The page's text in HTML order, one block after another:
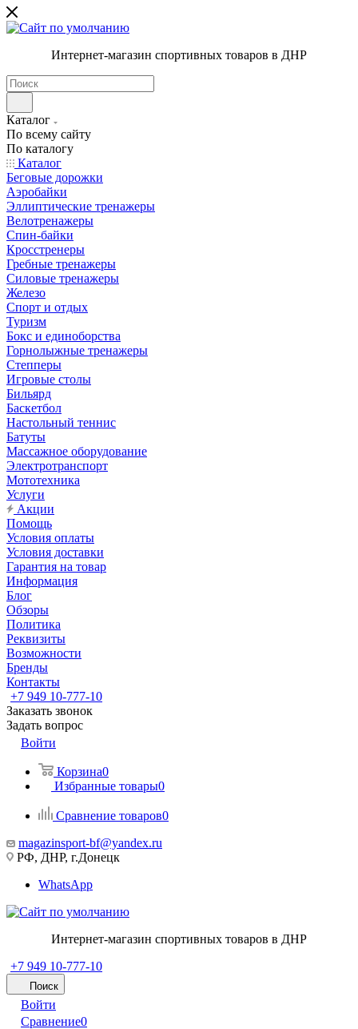
Интернет-магазин спортивных товаров в ДНР
Каталог
По всему сайту
По каталогу
Каталог
Беговые дорожки
Аэробайки
Эллиптические тренажеры
Велотренажеры
Спин-байки
Кросстренеры
Гребные тренажеры
Силовые тренажеры
Железо
Спорт и отдых
Туризм
Бокс и единоборства
Горнолыжные тренажеры
Степперы
Игровые столы
Бильярд
Баскетбол
Настольный теннис
Батуты
Массажное оборудование
Электротранспорт
Мототехника
Услуги
Акции
Помощь
Условия оплаты
Условия доставки
Гарантия на товар
Информация
Блог
Обзоры
Политика
Реквизиты
Возможности
Бренды
Контакты
+7 949 10-777-10
Заказать звонок
Задать вопрос
Войти
Корзина0
Избранные товары0
Сравнение товаров0
magazinsport-bf@yandex.ru
РФ, ДНР, г.Донецк
WhatsApp
Интернет-магазин спортивных товаров в ДНР
+7 949 10-777-10
Поиск
Войти
Сравнение0